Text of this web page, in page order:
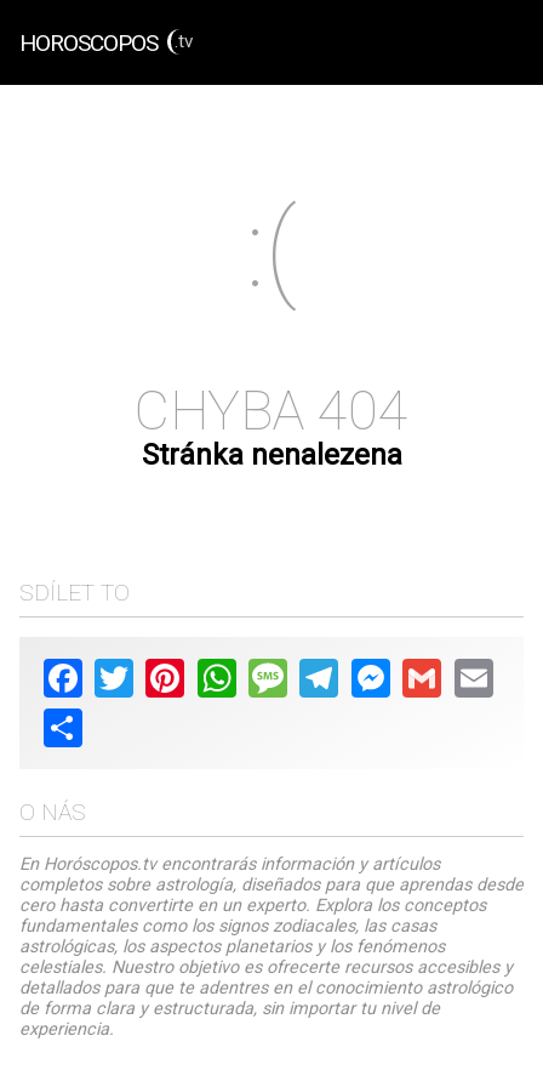
HOROSCOPOS .tv
CHYBA 404
Stránka nenalezena
SDÍLET TO
Facebook
Twitter PinterestWhatsAppMessageTelegramMessenger
Gmail Email
Share
O NÁS
En Horóscopos.tv encontrarás información y artículos
completos sobre astrología, diseñados para que aprendas desde
cero hasta convertirte en un experto. Explora los conceptos
fundamentales como los signos zodiacales, las casas
astrológicas, los aspectos planetarios y los fenómenos
celestiales. Nuestro objetivo es ofrecerte recursos accesibles y
detallados para que te adentres en el conocimiento astrológico
de forma clara y estructurada, sin importar tu nivel de
experiencia.